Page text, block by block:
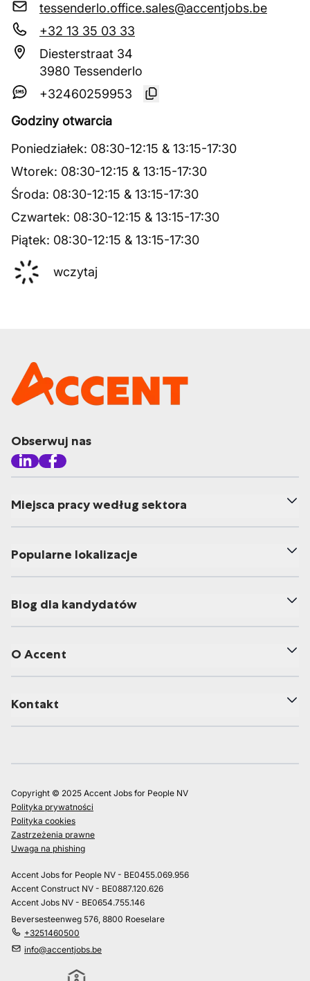
tessenderlo.office.sales@accentjobs.be
+32 13 35 03 33
Diesterstraat 34
3980 Tessenderlo
+32460259953
Godziny otwarcia
Poniedziałek: 08:30-12:15 & 13:15-17:30
Wtorek: 08:30-12:15 & 13:15-17:30
Środa: 08:30-12:15 & 13:15-17:30
Czwartek: 08:30-12:15 & 13:15-17:30
Piątek: 08:30-12:15 & 13:15-17:30
wczytaj
Obserwuj nas
Miejsca pracy według sektora
Popularne lokalizacje
Blog dla kandydatów
O Accent
Kontakt
Copyright © 2025 Accent Jobs for People NV
Polityka prywatności
Polityka cookies
Zastrzeżenia prawne
Uwaga na phishing
Accent Jobs for People NV - BE0455.069.956
Accent Construct NV - BE0887.120.626
Accent Jobs NV - BE0654.755.146
Beversesteenweg 576, 8800 Roeselare
+3251460500
info@accentjobs.be